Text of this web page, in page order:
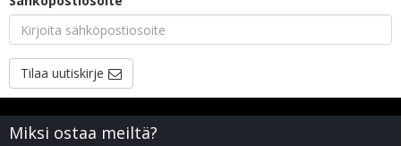
Tilaa uutiskirje
Miksi ostaa meiltä?